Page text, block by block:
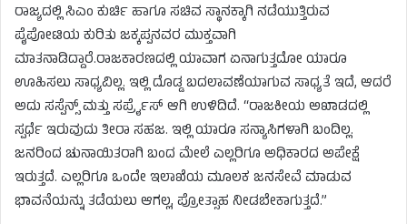
ರಾಜ್ಯದಲ್ಲಿ ಸಿಎಂ ಕುರ್ಚಿ ಹಾಗೂ ಸಚಿವ ಸ್ಥಾನಕ್ಕಾಗಿ ನಡೆಯುತ್ತಿರುವ
ಪೈಪೋಟಿಯ ಕುರಿತು ಜಕ್ಕಪ್ಪನವರ ಮುಕ್ತವಾಗಿ
ಮಾತನಾಡಿದ್ದಾರೆ.ರಾಜಕಾರಣದಲ್ಲಿ ಯಾವಾಗ ಏನಾಗುತ್ತದೋ ಯಾರೂ
ಊಹಿಸಲು ಸಾಧ್ಯವಿಲ್ಲ. ಇಲ್ಲಿ ದೊಡ್ಡ ಬದಲಾವಣೆಯಾಗುವ ಸಾಧ್ಯತೆ ಇದೆ, ಆದರೆ
ಅದು ಸಸ್ಪೆನ್ಸ್ ಮತ್ತು ಸರ್ಪ್ರೈಸ್ ಆಗಿ ಉಳಿದಿದೆ. “ರಾಜಕೀಯ ಅಖಾಡದಲ್ಲಿ
ಸ್ಪರ್ಧೆ ಇರುವುದು ತೀರಾ ಸಹಜ. ಇಲ್ಲಿ ಯಾರೂ ಸನ್ಯಾಸಿಗಳಾಗಿ ಬಂದಿಲ್ಲ.
ಜನರಿಂದ ಚುನಾಯಿತರಾಗಿ ಬಂದ ಮೇಲೆ ಎಲ್ಲರಿಗೂ ಅಧಿಕಾರದ ಅಪೇಕ್ಷೆ
ಇರುತ್ತದೆ. ಎಲ್ಲರಿಗೂ ಒಂದೇ ಇಲಾಖೆಯ ಮೂಲಕ ಜನಸೇವೆ ಮಾಡುವ
ಭಾವನೆಯನ್ನು ತಡೆಯಲು ಆಗಲ್ಲ, ಪ್ರೋತ್ಸಾಹ ನೀಡಬೇಕಾಗುತ್ತದೆ.”